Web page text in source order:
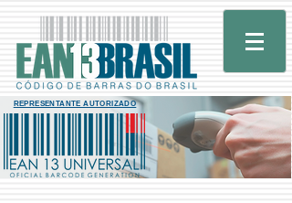
REPRESENTANTE AUTORIZADO